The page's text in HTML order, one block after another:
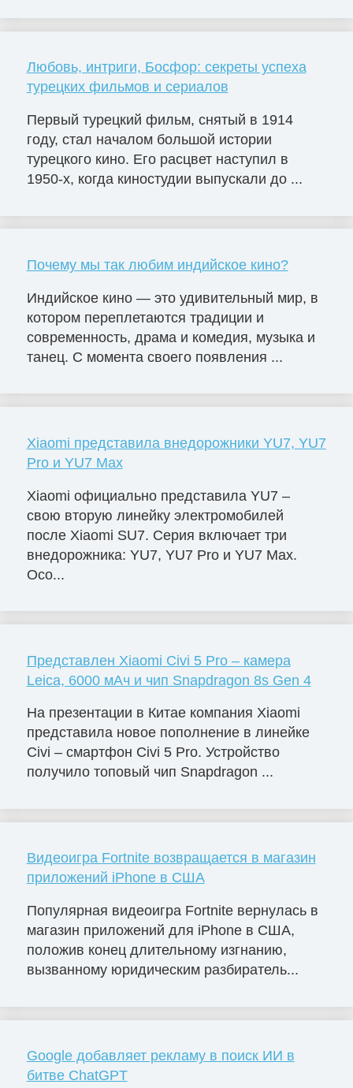
Любовь, интриги, Босфор: секреты успеха
турецких фильмов и сериалов
Первый турецкий фильм, снятый в 1914
году, стал началом большой истории
турецкого кино. Его расцвет наступил в
1950-х, когда киностудии выпускали до ...
Почему мы так любим индийское кино?
Индийское кино — это удивительный мир, в
котором переплетаются традиции и
современность, драма и комедия, музыка и
танец. С момента своего появления ...
Xiaomi представила внедорожники YU7, YU7
Pro и YU7 Max
Xiaomi официально представила YU7 –
свою вторую линейку электромобилей
после Xiaomi SU7. Серия включает три
внедорожника: YU7, YU7 Pro и YU7 Max.
Осо...
Представлен Xiaomi Civi 5 Pro – камера
Leica, 6000 мАч и чип Snapdragon 8s Gen 4
На презентации в Китае компания Xiaomi
представила новое пополнение в линейке
Civi – смартфон Civi 5 Pro. Устройство
получило топовый чип Snapdragon ...
Видеоигра Fortnite возвращается в магазин
приложений iPhone в США
Популярная видеоигра Fortnite вернулась в
магазин приложений для iPhone в США,
положив конец длительному изгнанию,
вызванному юридическим разбиратель...
Google добавляет рекламу в поиск ИИ в
битве ChatGPT